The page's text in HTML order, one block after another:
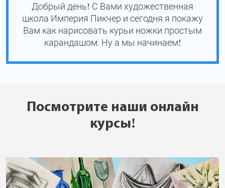
Добрый день! С Вами художественная
школа Империя Пикчер и сегодня я покажу
Вам как нарисовать курьи ножки простым
карандашом. Ну а мы начинаем!
Посмотрите наши онлайн
курсы!